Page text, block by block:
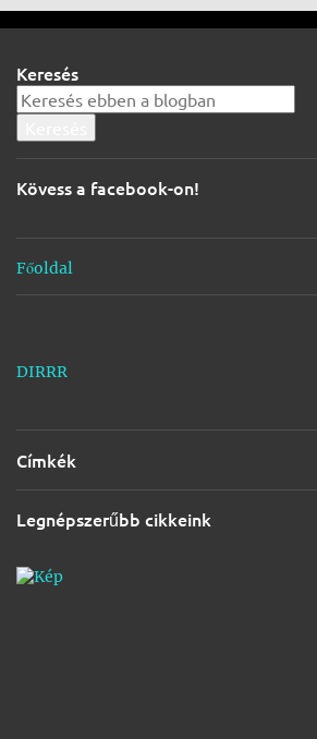
e
y
z
s
k
Keresés
Kövess a facebook-on!
Főoldal
DIRRR
Címkék
Legnépszerűbb cikkeink